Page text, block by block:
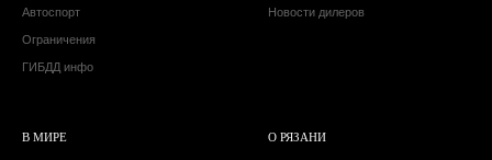
Автоспорт
Ограничения
ГИБДД инфо
Новости дилеров
В МИРЕ О РЯЗАНИ